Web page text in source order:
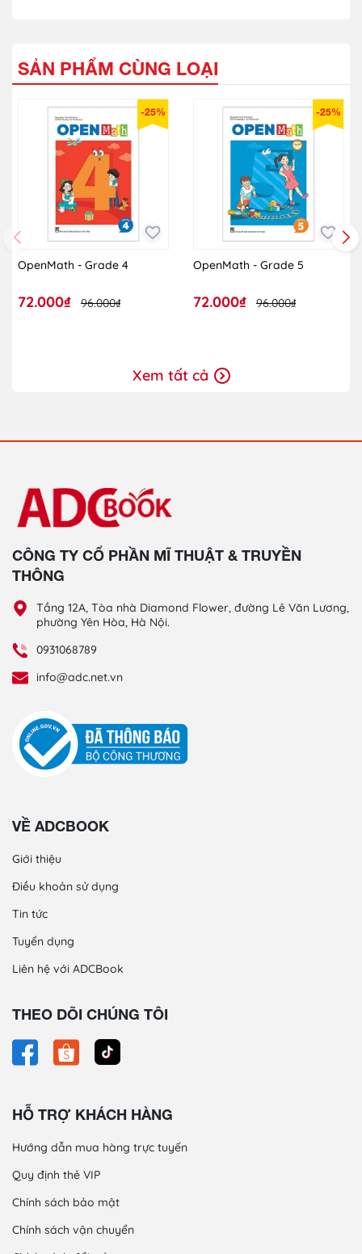
SẢN PHẨM CÙNG LOẠI
-25%
OpenMath - Grade 4
72.000₫ 96.000₫
-25%
OpenMath - Grade 5
72.000₫ 96.000₫
Xem tất cả
CÔNG TY CỔ PHẦN MĨ THUẬT & TRUYỀN
THÔNG
Tầng 12A, Tòa nhà Diamond Flower, đường Lê Văn Lương,
phường Yên Hòa, Hà Nội.
0931068789
info@adc.net.vn
VỀ ADCBOOK
Giới thiệu
Điều khoản sử dụng
Tin tức
Tuyển dụng
Liên hệ với ADCBook
THEO DÕI CHÚNG TÔI
HỖ TRỢ KHÁCH HÀNG
Hướng dẫn mua hàng trực tuyến
Quy định thẻ VIP
Chính sách bảo mật
Chính sách vận chuyển